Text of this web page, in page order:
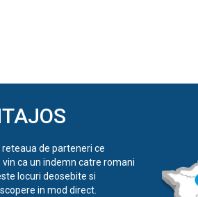
reteaua de parteneri ce
ca un indemn catre romani
locuri deosebite si
in mod direct.